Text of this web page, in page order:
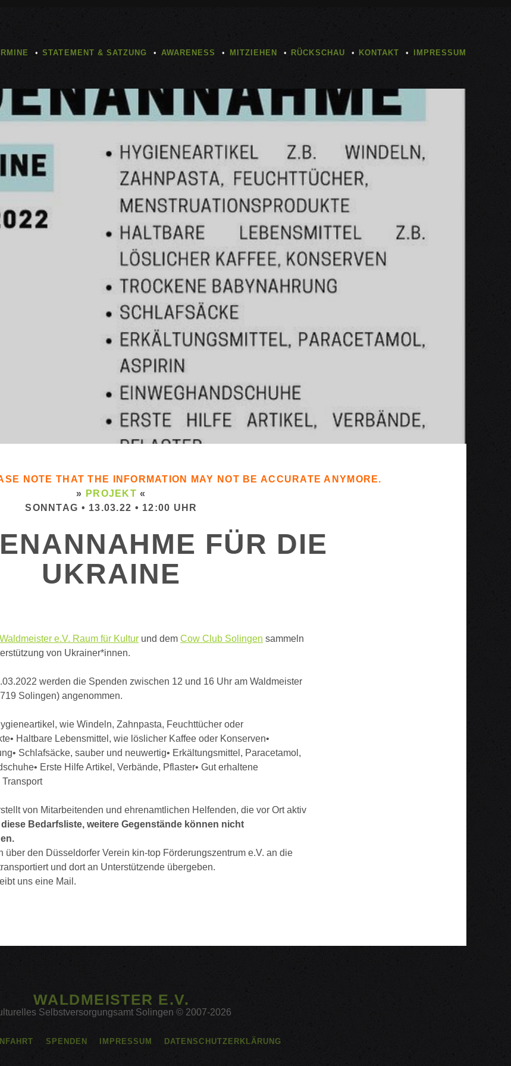
STATEMENT & SATZUNG AWARENESS MITZIEHEN RÜCKSCHAU KONTAKT IMPRESSUM
NOTE THAT THE INFORMATION MAY NOT BE ACCURATE ANYMORE.
» PROJEKT «
SONNTAG • 13.03.22 • 12:00 UHR
FÜR DIE
UKRAINE
Waldmeister e.V. Raum für Kultur und demCow Club Solingen sammeln
von Ukrainer*innen.
werden die Spenden zwischen 12 und 16 Uhr am Waldmeister
Solingen) angenommen.
wie Windeln, Zahnpasta, Feuchttücher oder
Haltbare Lebensmittel, wie löslicher Kaffee oder Konserven•
Schlafsäcke, sauber und neuwertig• Erkältungsmittel, Paracetamol,
Erste Hilfe Artikel, Verbände, Pflaster• Gut erhaltene
von Mitarbeitenden und ehrenamtlichen Helfenden, die vor Ort aktiv
Bedarfsliste, weitere Gegenstände können nicht
über den Düsseldorfer Verein kin-top Förderungszentrum e.V. an die
und dort an Unterstützende übergeben.
uns eine Mail.
WALDMEISTER E.V.
Selbstversorgungsamt Solingen © 2007-2026
SPENDEN IMPRESSUM DATENSCHUTZERKLÄRUNG